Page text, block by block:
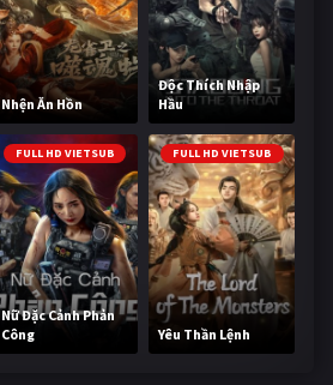
Nhện Ăn Hồn
Độc Thích Nhập
Hầu
FULL HD VIETSUB
Nữ Đặc Cảnh Phản
Công
FULL HD VIETSUB
Yêu Thần Lệnh